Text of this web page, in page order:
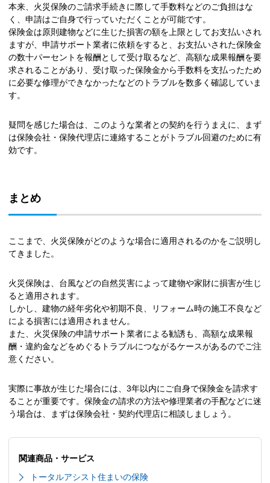
本来、火災保険のご請求手続きに際して手数料などのご負担はな
く、申請はご自身で行っていただくことが可能です。
保険金は原則建物などに生じた損害の額を上限としてお支払いされ
ますが、申請サポート業者に依頼をすると、お支払いされた保険金
の数十パーセントを報酬として受け取るなど、高額な成果報酬を要
求されることがあり、受け取った保険金から手数料を支払ったため
に必要な修理ができなかったなどのトラブルを数多く確認していま
す。
疑問を感じた場合は、このような業者との契約を行うまえに、まず
は保険会社・保険代理店に連絡することがトラブル回避のために有
効です。
まとめ
ここまで、火災保険がどのような場合に適用されるのかをご説明し
てきました。
火災保険は、台風などの自然災害によって建物や家財に損害が生じ
ると適用されます。
しかし、建物の経年劣化や初期不良、リフォーム時の施工不良など
による損害には適用されません。
また、火災保険の申請サポート業者による勧誘も、高額な成果報
酬・違約金などをめぐるトラブルにつながるケースがあるのでご注
意ください。
実際に事故が生じた場合には、3年以内にご自身で保険金を請求す
ることが重要です。保険金の請求の方法や修理業者の手配などに迷
う場合は、まずは保険会社・契約代理店に相談しましょう。
関連商品・サービス
トータルアシスト住まいの保険